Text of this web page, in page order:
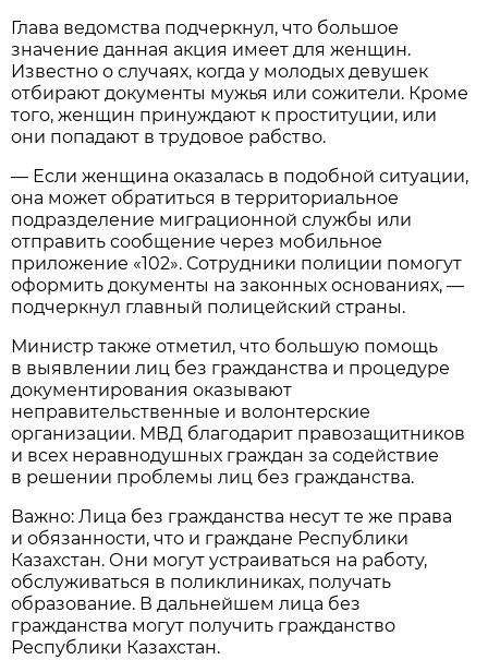
Глава ведомства подчеркнул, что большое
значение данная акция имеет для женщин.
Известно о случаях, когда у молодых девушек
отбирают документы мужья или сожители. Кроме
того, женщин принуждают к проституции, или
они попадают в трудовое рабство.
— Если женщина оказалась в подобной ситуации,
она может обратиться в территориальное
подразделение миграционной службы или
отправить сообщение через мобильное
приложение «102». Сотрудники полиции помогут
оформить документы на законных основаниях, —
подчеркнул главный полицейский страны.
Министр также отметил, что большую помощь
в выявлении лиц без гражданства и процедуре
документирования оказывают
неправительственные и волонтерские
организации. МВД благодарит правозащитников
и всех неравнодушных граждан за содействие
в решении проблемы лиц без гражданства.
Важно: Лица без гражданства несут те же права
и обязанности, что и граждане Республики
Казахстан. Они могут устраиваться на работу,
обслуживаться в поликлиниках, получать
образование. В дальнейшем лица без
гражданства могут получить гражданство
Республики Казахстан.